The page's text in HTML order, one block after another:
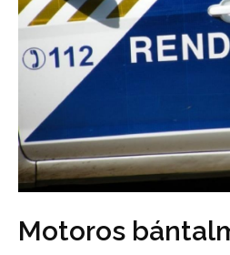
Motoros